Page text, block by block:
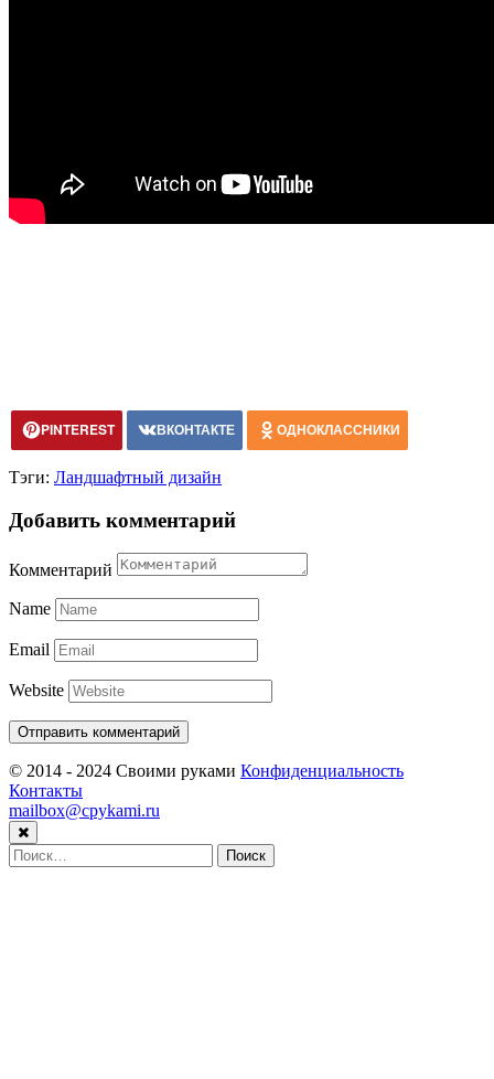
PINTEREST ВКОНТАКТЕ ОДНОКЛАССНИКИ
Тэги: Ландшафтный дизайн
Добавить комментарий
Комментарий
Name
Email
Website
© 2014 - 2024 Своими руками Конфиденциальность
Контакты
mailbox@cpykami.ru
Найти: